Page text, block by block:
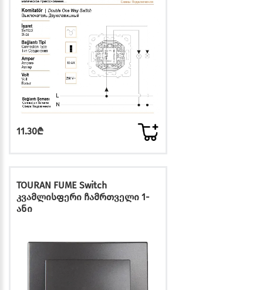
11.30₾
TOURAN FUME Switch
კვამლისფერი ჩამრთველი 1-
ანი